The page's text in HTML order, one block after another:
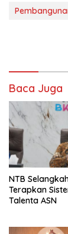
Baca Juga
NTB
Terapkan
Talenta ASN